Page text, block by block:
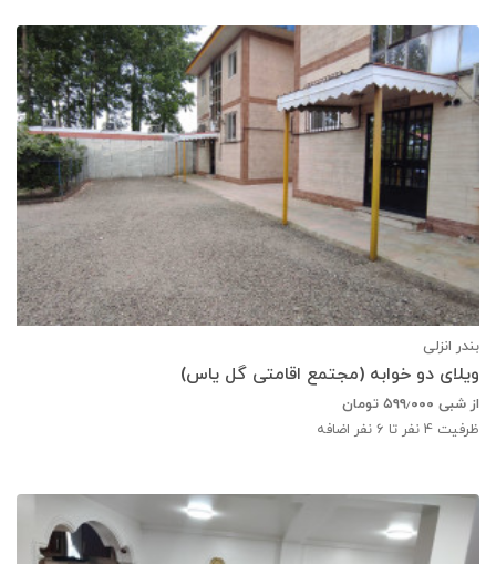
بندر انزلی
ویلای دو خوابه (مجتمع اقامتی گل یاس)
از شبی ۵۹۹٫۰۰۰ تومان
ظرفیت 4 نفر تا 6 نفر اضافه